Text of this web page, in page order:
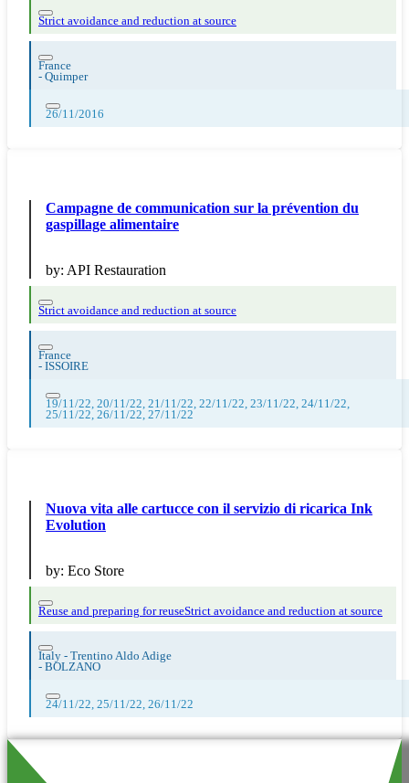
Strict avoidance and reduction at source
France
- Quimper
26/11/2016
Campagne de communication sur la prévention du
gaspillage alimentaire
by: API Restauration
Strict avoidance and reduction at source
France
- ISSOIRE
19/11/22, 20/11/22, 21/11/22, 22/11/22, 23/11/22, 24/11/22,
25/11/22, 26/11/22, 27/11/22
Nuova vita alle cartucce con il servizio di ricarica Ink
Evolution
by: Eco Store
Reuse and preparing for reuseStrict avoidance and reduction at source
Italy - Trentino Aldo Adige
- BOLZANO
24/11/22, 25/11/22, 26/11/22